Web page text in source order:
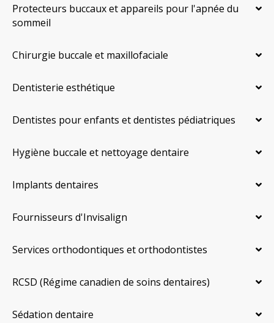
Protecteurs buccaux et appareils pour l'apnée du
sommeil
Chirurgie buccale et maxillofaciale
Dentisterie esthétique
Dentistes pour enfants et dentistes pédiatriques
Hygiène buccale et nettoyage dentaire
Implants dentaires
Fournisseurs d'Invisalign
Services orthodontiques et orthodontistes
RCSD (Régime canadien de soins dentaires)
Sédation dentaire